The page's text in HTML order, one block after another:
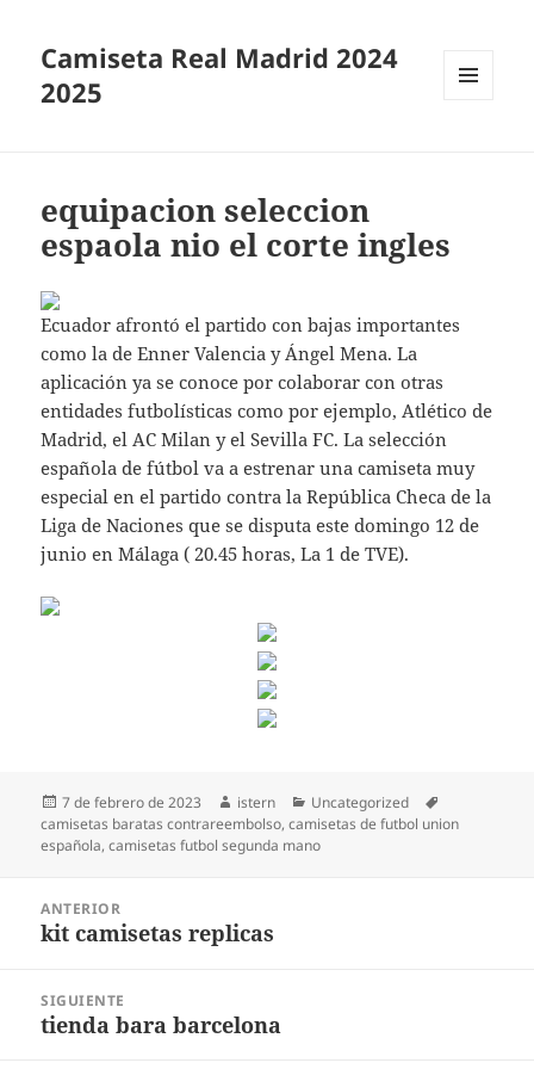
Camiseta Real Madrid 2024
2025
equipacion seleccion
espaola nio el corte ingles
Ecuador afrontó el partido con bajas importantes
como la de Enner Valencia y Ángel Mena. La
aplicación ya se conoce por colaborar con otras
entidades futbolísticas como por ejemplo, Atlético de
Madrid, el AC Milan y el Sevilla FC. La selección
española de fútbol va a estrenar una camiseta muy
especial en el partido contra la República Checa de la
Liga de Naciones que se disputa este domingo 12 de
junio en Málaga ( 20.45 horas, La 1 de TVE).
Publicado
el
7 de febrero de 2023 Autor
istern Categorías
Uncategorized
camisetas baratas contrareembolso,camisetas de futbol union
española,camisetas futbol segunda mano
entradas
ANTERIOR
Entrada
kit camisetas replicas
SIGUIENTE
Entrada
tienda bara barcelona